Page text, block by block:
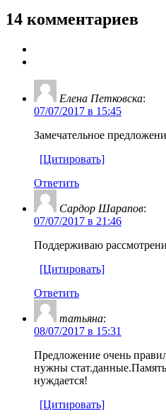
14 комментариев
Елена Петковска:
07/07/2017 в 15:45
Замечательное
[Цитировать]
Ответить
Сардор Шарапов:
07/07/2017 в 21:46
Поддерживаю
[Цитировать]
Ответить
татьяна:
08/07/2017 в 15:31
Предложение очень
нужны
нуждается!
[Цитировать]